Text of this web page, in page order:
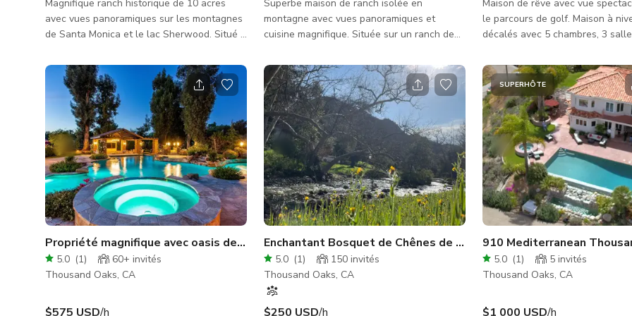
Magnifique ranch historique de 10 acres
avec vues panoramiques sur les montagnes
de Santa Monica et le lac Sherwood. Situé à
mais à des années-lumière de la ville. Le
ranch a une ambiance des années 1800
avec un petit saloon authentique et de
nombreux autres objets westerns. La maison
est perchée sur la montagne, récemment
rénovée avec des vues incroyables et un
plan ouvert avec vie intérieure/extérieure.
Nous disposons également d'une caravan
Superbe maison de ranch isolée en
montagne avec vues panoramiques et
cuisine magnifique. Située sur un ranch de
101.
Maison de rêve avec vue
le parcours de golf. Maison à
décalés avec 5 chambres, 3
minimaliste accentué par du
marron et blanc. La maison est
rénovée avec une peinture
blanche et des garnitures
terrasse supérieure depuis
ouvert, incroyable vue sur le
golf. Bain à remous dans le
ainsi que barbecue, chaises
Propriété magnifique avec oasis de style resort !!
5.0 (1) 60+ invités
Thousand Oaks, CA
$575 USD/h
Enchantant Bosquet de Chênes de 9 Acres & Lieu au Bord du
5.0 (1) 150 invités
Thousand Oaks, CA
$250 USD/h
SUPERHÔTE
910 Mediterranean
5.0 (1) 5 invités
Thousand Oaks, CA
$1 000 USD/h